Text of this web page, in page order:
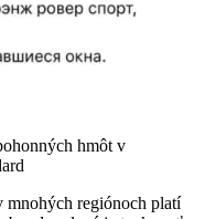
hmôt v
mnohých regiónoch platí